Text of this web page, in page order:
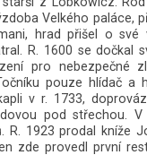
Velkého paláce,
hrad přišel o
R. 1600 se dočkal
pro nebezpečné
pouze hlídač
v r. 1733,
pod střechou.
R. 1923 prodal kníže
zde provedl první